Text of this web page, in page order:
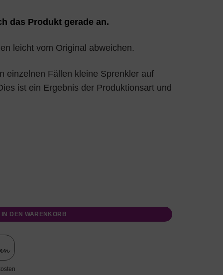
das Produkt gerade an.
leicht vom Original abweichen.
einzelnen Fällen kleine Sprenkler auf
ist ein Ergebnis der Produktionsart und
IN DEN WARENKORB